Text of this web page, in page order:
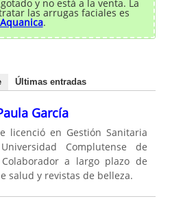
y no está a la venta. La
las arrugas faciales es
Aquanica.
Últimas entradas
García
licenció en Gestión Sanitaria
Complutense de
a largo plazo de
salud y revistas de belleza.